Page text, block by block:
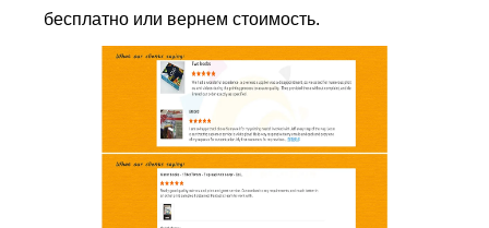
бесплатно или вернем стоимость.